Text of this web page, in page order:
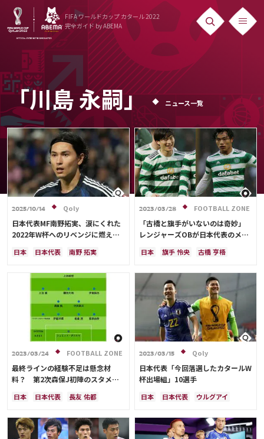
FIFA ワールドカップ カタール 2022
完全ガイドby ABEMA
ニュース
News
出場国
Teams
日本代表
Team Japan
日程・結果
Schedule
ランキング
Ranking
大会について
About
iOS Apps
Android
「川島 永嗣」 ニュース一覧
2025/10/14 Qoly
日本代表MF南野拓実、涙にくれた
2022年W杯へのリベンジに燃える
ー人生をかけた戦い」
日本 日本代表
南野 拓実
スペイン
川島 永嗣
谷 晃生
吉田 麻也
谷口 彰悟 伊東 純也
2023/03/28 FOOTBALL ZONE
「古橋と旗手がいないのは奇妙」
レンジャーズOBが日本代表のメン
日本 旗手 怜央
古橋 亨梧
ウルグアイ
川島 永嗣
権田 修一
谷 晃生
長友 佑都
吉田 麻也
谷口 彰悟
山根 視来
柴崎 岳
南野 拓実
酒井 宏樹 相馬 勇紀
2023/03/24 FOOTBALL ZONE
最終ラインの経験不足は懸念材
料？ 第2次森保J初陣のスタメン
日本 日本代表
長友 佑都
ウルグアイ
川島 永嗣
権田 修一
シュミット・ダニエル
谷 晃生
2023/03/15 Qoly
日本代表「今回落選したカタールW
杯出場組」10選手
日本 日本代表
ウルグアイ
長友 佑都
吉田 麻也
谷口 彰悟
山根 視来
柴崎 岳
南野 拓実